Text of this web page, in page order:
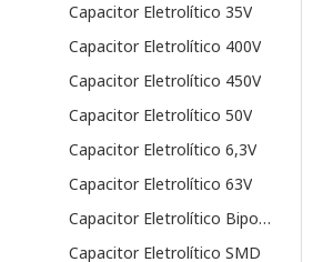
Capacitor Eletrolítico 35V
Capacitor Eletrolítico 400V
Capacitor Eletrolítico 450V
Capacitor Eletrolítico 50V
Capacitor Eletrolítico 6,3V
Capacitor Eletrolítico 63V
Capacitor Eletrolítico Bipolar
Capacitor Eletrolítico SMD